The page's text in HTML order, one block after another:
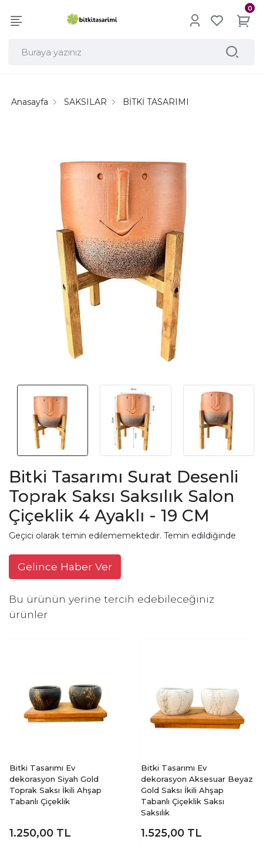
0
Anasayfa SAKSILAR BİTKİ TASARIMI
Bitki Tasarımı Surat Desenli
Toprak Saksı Saksılık Salon
Çiçeklik 4 Ayaklı - 19 CM
Geçici olarak temin edilememektedir. Temin edildiğinde
Gelince Haber Ver
Bu ürünün yerine tercih edebileceğiniz
ürünler
Bitki Tasarımı Ev
dekorasyon Siyah Gold
Toprak Saksı İkili Ahşap
Tabanlı Çiçeklik
1.250,00 TL
Bitki Tasarımı Ev
dekorasyon Aksesuar Beyaz
Gold Saksı İkili Ahşap
Tabanlı Çiçeklik Saksı
Saksılık
1.525,00 TL